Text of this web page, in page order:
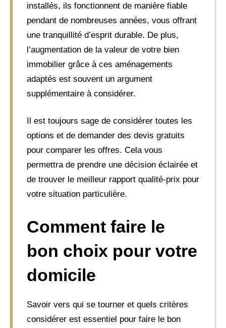
installés, ils fonctionnent de manière fiable
pendant de nombreuses années, vous offrant
une tranquillité d’esprit durable. De plus,
l’augmentation de la valeur de votre bien
immobilier grâce à ces aménagements
adaptés est souvent un argument
supplémentaire à considérer.
Il est toujours sage de considérer toutes les
options et de demander des devis gratuits
pour comparer les offres. Cela vous
permettra de prendre une décision éclairée et
de trouver le meilleur rapport qualité-prix pour
votre situation particulière.
Comment faire le
bon choix pour votre
domicile
Savoir vers qui se tourner et quels critères
considérer est essentiel pour faire le bon